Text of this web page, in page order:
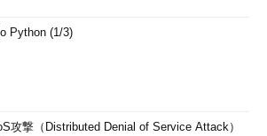
ありません。しかし、ドキュメントは定期
重要な課題です。IT技術者は、ともすれば
かり目を奪われがちですが、どのような最
人間同士が協働して作り上げるソフトウェ
ミュニケーションが不可欠であり、そのた
Python (1/3)
攻撃（Distributed Denial of Service Attack）